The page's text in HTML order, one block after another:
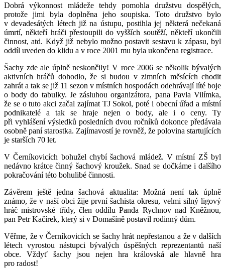
Dobrá výkonnost mládeže tehdy pomohla družstvu dospělých,
protože jimi byla doplněna jeho soupiska. Toto družstvo bylo
v devadesátých létech již na ústupu, postihla jej některá nečekaná
úmrtí, někteří hráči přestoupili do vyšších soutěží, někteří ukončili
činnost, atd. Když již nebylo možno postavit sestavu k zápasu, byl
oddíl uveden do klidu a v roce 2001 mu byla ukončena registrace.
Šachy zde ale úplně neskončily! V roce 2006 se několik bývalých
aktivních hráčů dohodlo, že si budou v zimních měsících chodit
zahrát a tak se již 11 sezon v místních hospodách odehrávají líté boje
o body do tabulky. Je zásluhou organizátora, pana Pavla Vilímka,
že se o tuto akci začal zajímat TJ Sokol, poté i obecní úřad a místní
podnikatelé a tak se hraje nejen o body, ale i o ceny. Ty
při vyhlášení výsledků posledních dvou ročníků dokonce předávala
osobně paní starostka. Zajímavostí je rovněž, že polovina startujících
je starších 70 let.
V Černíkovicích bohužel chybí šachová mládež. V místní ZŠ byl
nedávno krátce činný šachový kroužek. Snad se dočkáme i dalšího
pokračování této bohulibé činnosti.
Závěrem ještě jedna šachová aktualita: Možná není tak úplně
známo, že v naší obci žije první šachista okresu, velmi silný ligový
hráč mistrovské třídy, člen oddílu Panda Rychnov nad Kněžnou,
pan Petr Kačírek, který si v Domašíně postavil rodinný dům.
Věřme, že v Černíkovicích se šachy hrát nepřestanou a že v dalších
létech vyrostou nástupci bývalých úspěšných reprezentantů naší
obce. Vždyť šachy jsou nejen hra královská ale hlavně hra
pro radost!